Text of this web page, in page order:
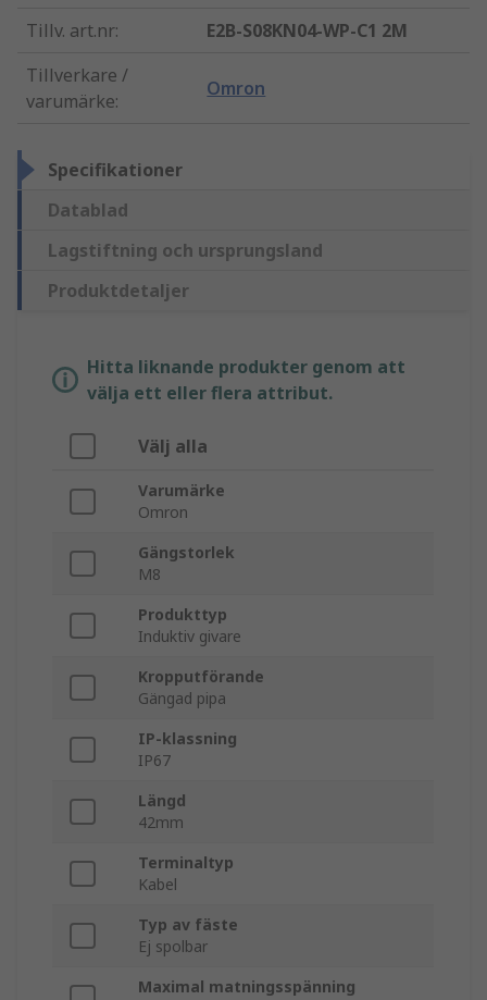
Tillv. art.nr:
E2B-S08KN04-WP-C1 2M
Tillverkare /
varumärke:
Omron
Specifikationer
Datablad
Lagstiftning och ursprungsland
Produktdetaljer
Hitta liknande produkter genom att
välja ett eller flera attribut.
Välj alla
Varumärke
Omron
Gängstorlek
M8
Produkttyp
Induktiv givare
Kropputförande
Gängad pipa
IP-klassning
IP67
Längd
42mm
Terminaltyp
Kabel
Typ av fäste
Ej spolbar
Maximal matningsspänning